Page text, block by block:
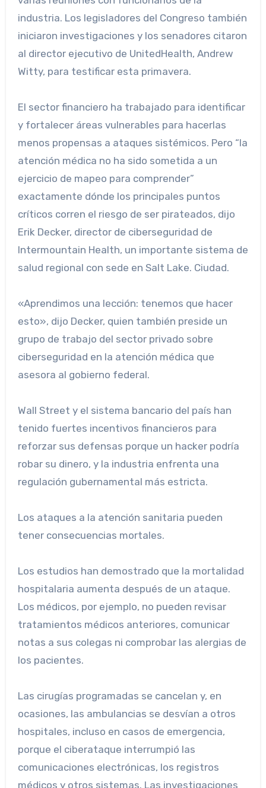
industria. Los legisladores del Congreso también
iniciaron investigaciones y los senadores citaron
al director ejecutivo de UnitedHealth, Andrew
Witty, para testificar esta primavera.
El sector financiero ha trabajado para identificar
y fortalecer áreas vulnerables para hacerlas
menos propensas a ataques sistémicos. Pero “la
atención médica no ha sido sometida a un
ejercicio de mapeo para comprender”
exactamente dónde los principales puntos
críticos corren el riesgo de ser pirateados, dijo
Erik Decker, director de ciberseguridad de
Intermountain Health, un importante sistema de
salud regional con sede en Salt Lake. Ciudad.
«Aprendimos una lección: tenemos que hacer
esto», dijo Decker, quien también preside un
grupo de trabajo del sector privado sobre
ciberseguridad en la atención médica que
asesora al gobierno federal.
Wall Street y el sistema bancario del país han
tenido fuertes incentivos financieros para
reforzar sus defensas porque un hacker podría
robar su dinero, y la industria enfrenta una
regulación gubernamental más estricta.
Los ataques a la atención sanitaria pueden
tener consecuencias mortales.
Los estudios han demostrado que la mortalidad
hospitalaria aumenta después de un ataque.
Los médicos, por ejemplo, no pueden revisar
tratamientos médicos anteriores, comunicar
notas a sus colegas ni comprobar las alergias de
los pacientes.
Las cirugías programadas se cancelan y, en
ocasiones, las ambulancias se desvían a otros
hospitales, incluso en casos de emergencia,
porque el ciberataque interrumpió las
comunicaciones electrónicas, los registros
médicos y otros sistemas. Las investigaciones